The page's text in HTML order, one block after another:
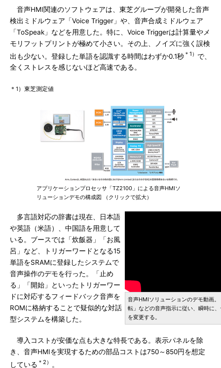
音声HMI関連のソフトウェアは、東芝グループが開発した音声
検出ミドルウェア「Voice Trigger」や、音声合成ミドルウェア
「ToSpeak」などを用意した。特に、Voice Triggerは計算量やメ
モリフットプリントが極めて小さい。その上、ノイズに強く誤検
出も少ない。登録した単語を認識する時間はわずか0.1秒 ＊1） で、
全くストレスを感じないほど高速である。
＊1）東芝測定値
アプリケーションプロセッサ「TZ2100」による音声HMIソ
リューションデモの構成図 （クリックで拡大）
音声HMIソリューションのデモ動画
転」などの音声指示に従い、瞬時に
を変更する。
多言語対応の辞書は現在、日本語
や英語（米語）、中国語を用意して
いる。ブースでは「炊飯器」「お風
呂」など、トリガーワードとなる15
単語をSRAMに登録したシステムで
音声操作のデモを行った。「止め
る」「開始」といったトリガーワー
ドに対応するフィードバック音声を
ROMに格納することで疑似的な対話
型システムを構築した。
導入コストが安価な点も大きな特長である。表示パネルを除
き、音声HMIを実現するための部品コストは750～850円を想定
している ＊2） 。